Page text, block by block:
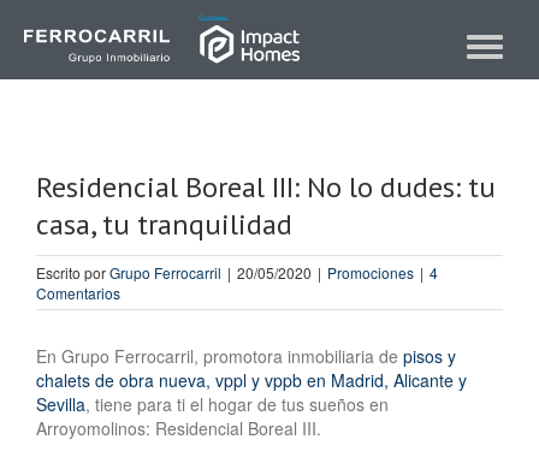
Toggle
Residencial Boreal III: No lo dudes: tu
casa, tu tranquilidad
Escrito porGrupo Ferrocarril | 20/05/2020 | Promociones | 4
Comentarios
En Grupo Ferrocarril, promotora inmobiliaria de pisos y
chalets de obra nueva, vppl y vppb en Madrid, Alicante y
Sevilla, tiene para ti el hogar de tus sueños en
Arroyomolinos: Residencial Boreal III.